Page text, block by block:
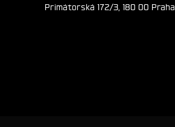
Primátorská 172/3, 180 00 Praha